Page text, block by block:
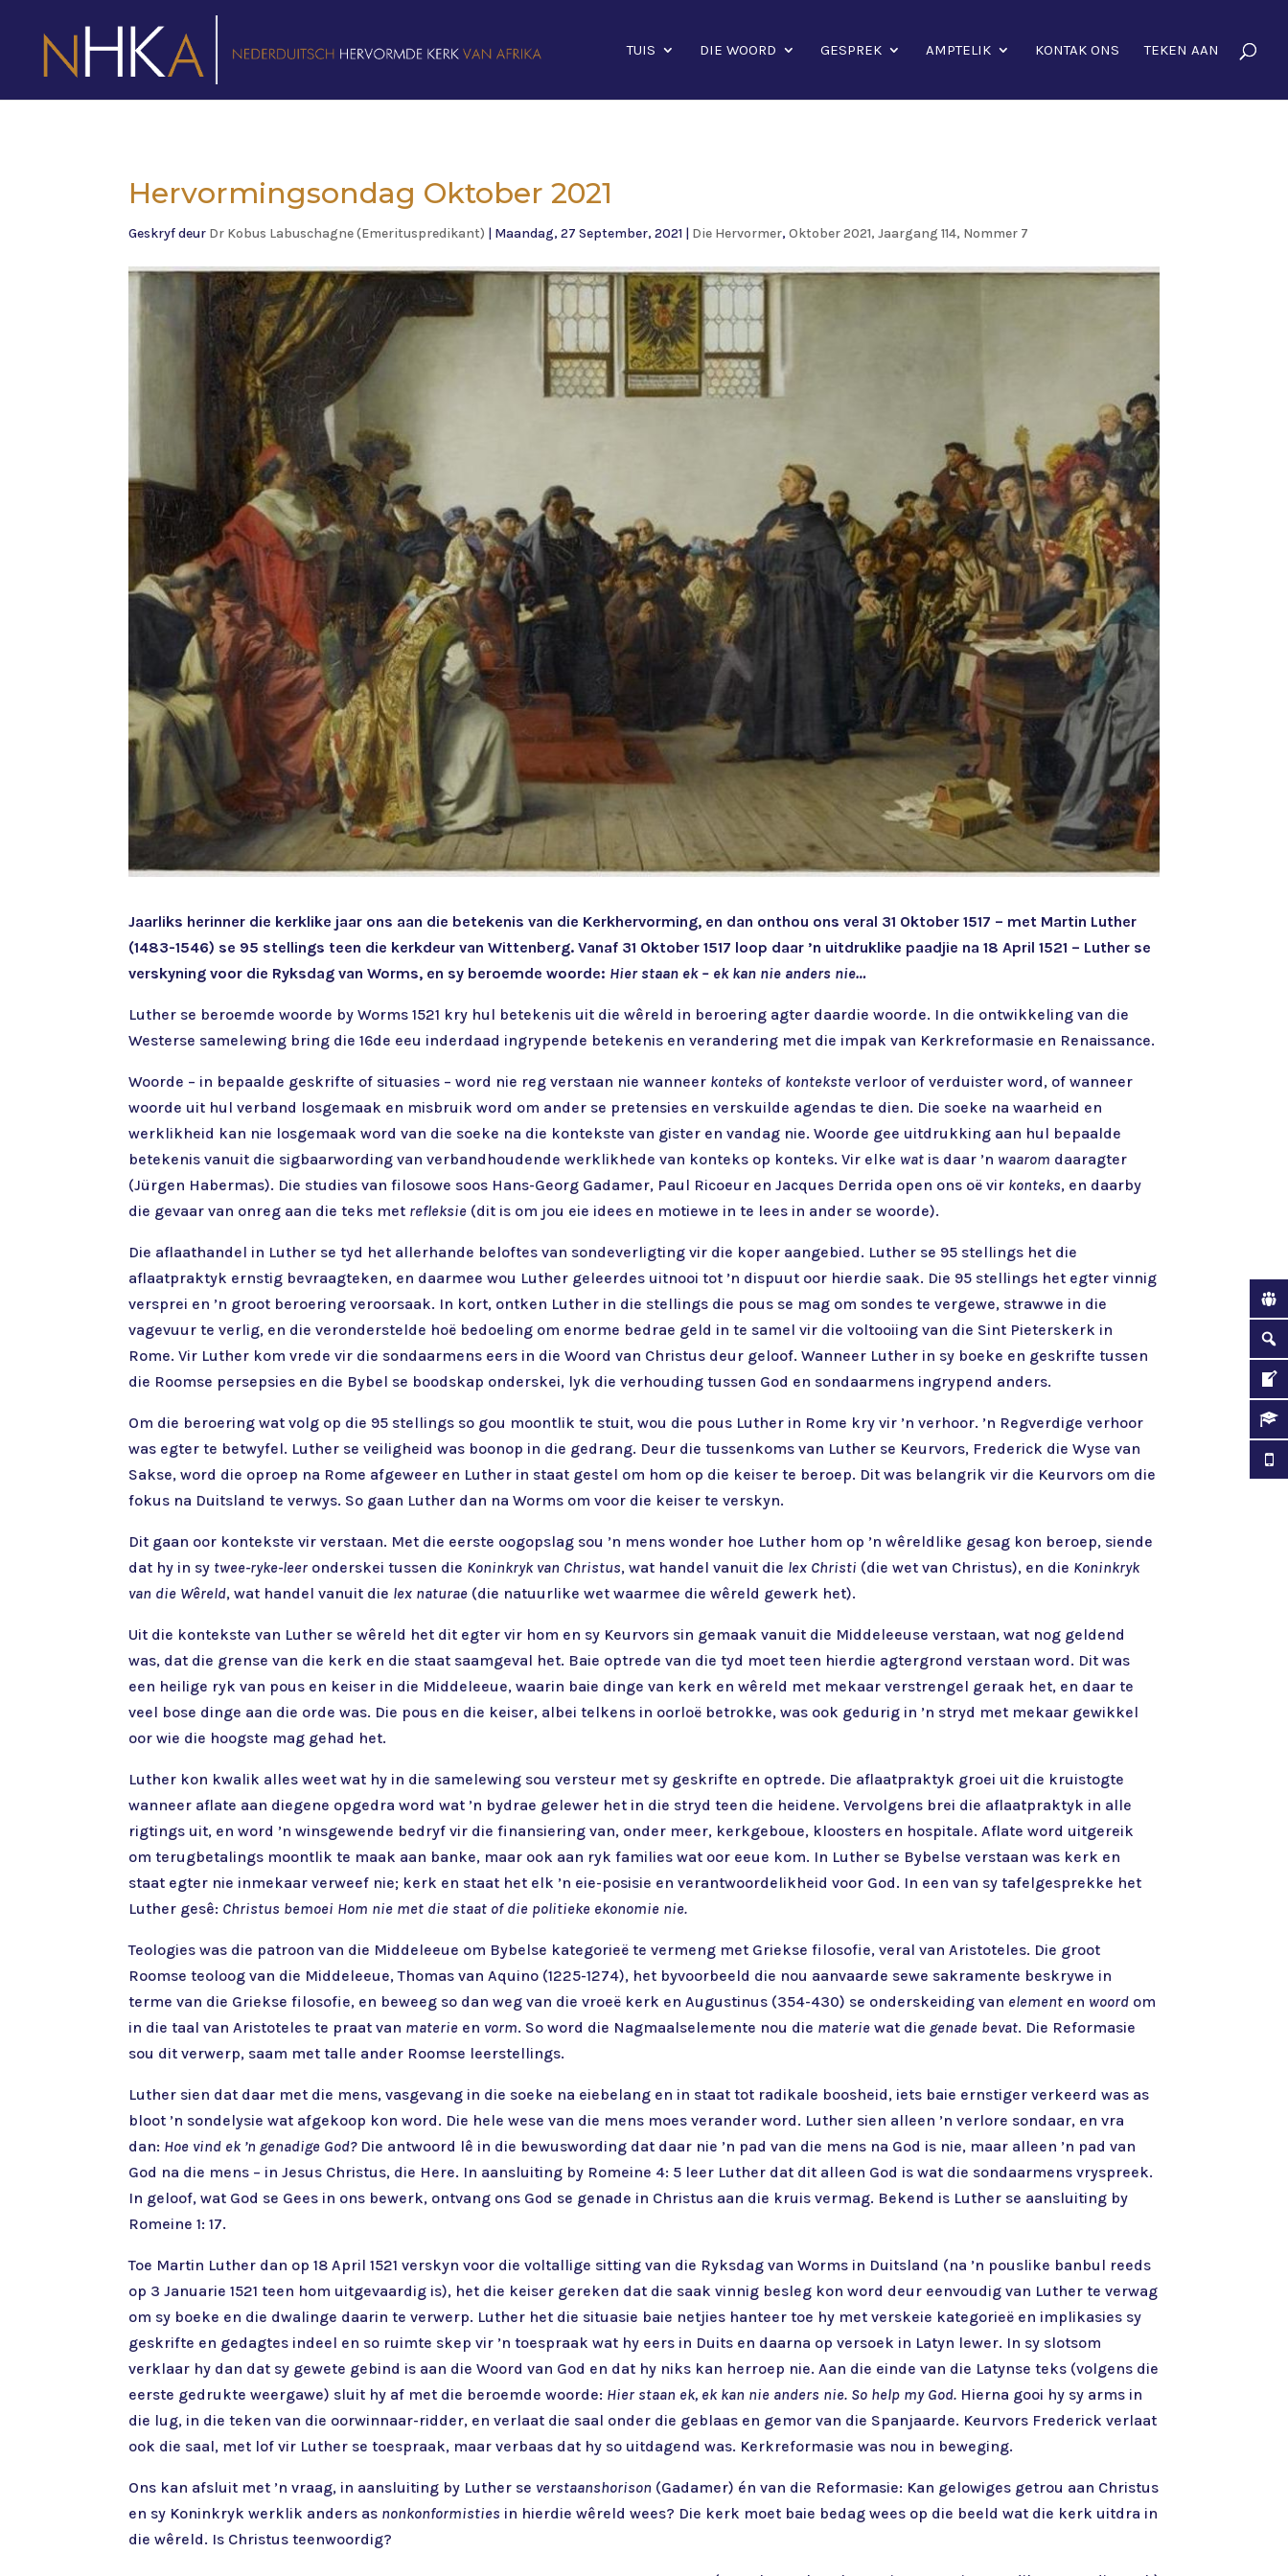
TUIS DIE WOORD GESPREK AMPTELIK KONTAK ONS TEKEN AAN
Hervormingsondag Oktober 2021
Geskryf deur Dr Kobus Labuschagne (Emerituspredikant) | Maandag, 27 September, 2021 | Die Hervormer,Oktober 2021, Jaargang 114, Nommer 7
Jaarliks herinner die kerklike jaar ons aan die betekenis van die Kerkhervorming, en dan onthou ons veral 31 Oktober 1517 – met Martin Luther
(1483-1546) se 95 stellings teen die kerkdeur van Wittenberg. Vanaf 31 Oktober 1517 loop daar ’n uitdruklike paadjie na 18 April 1521 – Luther se
verskyning voor die Ryksdag van Worms, en sy beroemde woorde: Hier staan ek – ek kan nie anders nie…
Luther se beroemde woorde by Worms 1521 kry hul betekenis uit die wêreld in beroering agter daardie woorde. In die ontwikkeling van die
Westerse samelewing bring die 16de eeu inderdaad ingrypende betekenis en verandering met die impak van Kerkreformasie en Renaissance.
Woorde – in bepaalde geskrifte of situasies – word nie reg verstaan nie wanneer konteks of kontekste verloor of verduister word, of wanneer
woorde uit hul verband losgemaak en misbruik word om ander se pretensies en verskuilde agendas te dien. Die soeke na waarheid en
werklikheid kan nie losgemaak word van die soeke na die kontekste van gister en vandag nie. Woorde gee uitdrukking aan hul bepaalde
betekenis vanuit die sigbaarwording van verbandhoudende werklikhede van konteks op konteks. Vir elke wat is daar ’n waarom daaragter
(Jürgen Habermas). Die studies van filosowe soos Hans-Georg Gadamer, Paul Ricoeur en Jacques Derrida open ons oë vir konteks, en daarby
die gevaar van onreg aan die teks met refleksie (dit is om jou eie idees en motiewe in te lees in ander se woorde).
Die aflaathandel in Luther se tyd het allerhande beloftes van sondeverligting vir die koper aangebied. Luther se 95 stellings het die
aflaatpraktyk ernstig bevraagteken, en daarmee wou Luther geleerdes uitnooi tot ’n dispuut oor hierdie saak. Die 95 stellings het egter vinnig
versprei en ’n groot beroering veroorsaak. In kort, ontken Luther in die stellings die pous se mag om sondes te vergewe, strawwe in die
vagevuur te verlig, en die veronderstelde hoë bedoeling om enorme bedrae geld in te samel vir die voltooiing van die Sint Pieterskerk in
Rome. Vir Luther kom vrede vir die sondaarmens eers in die Woord van Christus deur geloof. Wanneer Luther in sy boeke en geskrifte tussen
die Roomse persepsies en die Bybel se boodskap onderskei, lyk die verhouding tussen God en sondaarmens ingrypend anders.
Om die beroering wat volg op die 95 stellings so gou moontlik te stuit, wou die pous Luther in Rome kry vir ’n verhoor. ’n Regverdige verhoor
was egter te betwyfel. Luther se veiligheid was boonop in die gedrang. Deur die tussenkoms van Luther se Keurvors, Frederick die Wyse van
Sakse, word die oproep na Rome afgeweer en Luther in staat gestel om hom op die keiser te beroep. Dit was belangrik vir die Keurvors om die
fokus na Duitsland te verwys. So gaan Luther dan na Worms om voor die keiser te verskyn.
Dit gaan oor kontekste vir verstaan. Met die eerste oogopslag sou ’n mens wonder hoe Luther hom op ’n wêreldlike gesag kon beroep, siende
dat hy in sy twee-ryke-leer onderskei tussen die Koninkryk van Christus, wat handel vanuit die lex Christi (die wet van Christus), en die Koninkryk
van die Wêreld, wat handel vanuit die lex naturae (die natuurlike wet waarmee die wêreld gewerk het).
Uit die kontekste van Luther se wêreld het dit egter vir hom en sy Keurvors sin gemaak vanuit die Middeleeuse verstaan, wat nog geldend
was, dat die grense van die kerk en die staat saamgeval het. Baie optrede van die tyd moet teen hierdie agtergrond verstaan word. Dit was
een heilige ryk van pous en keiser in die Middeleeue, waarin baie dinge van kerk en wêreld met mekaar verstrengel geraak het, en daar te
veel bose dinge aan die orde was. Die pous en die keiser, albei telkens in oorloë betrokke, was ook gedurig in ’n stryd met mekaar gewikkel
oor wie die hoogste mag gehad het.
Luther kon kwalik alles weet wat hy in die samelewing sou versteur met sy geskrifte en optrede. Die aflaatpraktyk groei uit die kruistogte
wanneer aflate aan diegene opgedra word wat ’n bydrae gelewer het in die stryd teen die heidene. Vervolgens brei die aflaatpraktyk in alle
rigtings uit, en word ’n winsgewende bedryf vir die finansiering van, onder meer, kerkgeboue, kloosters en hospitale. Aflate word uitgereik
om terugbetalings moontlik te maak aan banke, maar ook aan ryk families wat oor eeue kom. In Luther se Bybelse verstaan was kerk en
staat egter nie inmekaar verweef nie; kerk en staat het elk ’n eie-posisie en verantwoordelikheid voor God. In een van sy tafelgesprekke het
Luther gesê: Christus bemoei Hom nie met die staat of die politieke ekonomie nie.
Teologies was die patroon van die Middeleeue om Bybelse kategorieë te vermeng met Griekse filosofie, veral van Aristoteles. Die groot
Roomse teoloog van die Middeleeue, Thomas van Aquino (1225-1274), het byvoorbeeld die nou aanvaarde sewe sakramente beskrywe in
terme van die Griekse filosofie, en beweeg so dan weg van die vroeë kerk en Augustinus (354-430) se onderskeiding van element en woord om
in die taal van Aristoteles te praat van materie en vorm. So word die Nagmaalselemente nou die materie wat die genade bevat. Die Reformasie
sou dit verwerp, saam met talle ander Roomse leerstellings.
Luther sien dat daar met die mens, vasgevang in die soeke na eiebelang en in staat tot radikale boosheid, iets baie ernstiger verkeerd was as
bloot ’n sondelysie wat afgekoop kon word. Die hele wese van die mens moes verander word. Luther sien alleen ’n verlore sondaar, en vra
dan: Hoe vind ek ’n genadige God? Die antwoord lê in die bewuswording dat daar nie ’n pad van die mens na God is nie, maar alleen ’n pad van
God na die mens – in Jesus Christus, die Here. In aansluiting by Romeine 4: 5 leer Luther dat dit alleen God is wat die sondaarmens vryspreek.
In geloof, wat God se Gees in ons bewerk, ontvang ons God se genade in Christus aan die kruis vermag. Bekend is Luther se aansluiting by
Romeine 1: 17.
Toe Martin Luther dan op 18 April 1521 verskyn voor die voltallige sitting van die Ryksdag van Worms in Duitsland (na ’n pouslike banbul reeds
op 3 Januarie 1521 teen hom uitgevaardig is), het die keiser gereken dat die saak vinnig besleg kon word deur eenvoudig van Luther te verwag
om sy boeke en die dwalinge daarin te verwerp. Luther het die situasie baie netjies hanteer toe hy met verskeie kategorieë en implikasies sy
geskrifte en gedagtes indeel en so ruimte skep vir ’n toespraak wat hy eers in Duits en daarna op versoek in Latyn lewer. In sy slotsom
verklaar hy dan dat sy gewete gebind is aan die Woord van God en dat hy niks kan herroep nie. Aan die einde van die Latynse teks (volgens die
eerste gedrukte weergawe) sluit hy af met die beroemde woorde: Hier staan ek, ek kan nie anders nie. So help my God. Hierna gooi hy sy arms in
die lug, in die teken van die oorwinnaar-ridder, en verlaat die saal onder die geblaas en gemor van die Spanjaarde. Keurvors Frederick verlaat
ook die saal, met lof vir Luther se toespraak, maar verbaas dat hy so uitdagend was. Kerkreformasie was nou in beweging.
Ons kan afsluit met ’n vraag, in aansluiting by Luther se verstaanshorison (Gadamer) én van die Reformasie: Kan gelowiges getrou aan Christus
en sy Koninkryk werklik anders as nonkonformisties in hierdie wêreld wees? Die kerk moet baie bedag wees op die beeld wat die kerk uitdra in
die wêreld. Is Christus teenwoordig?